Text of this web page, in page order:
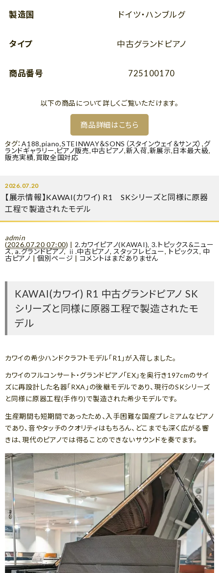
製造国
ドイツ・ハンブルグ
タイプ 中古グランドピアノ
商品番号 725100170
以下の商品について詳しくご覧いただけます。
商品詳細はこちら
タグ：A188,piano,STEINWAY＆SONS（スタインウェイ＆サンズ）,グ
ランドギャラリー,ピアノ販売,中古ピアノ,新入荷,新展示,日本最大級,
販売実績, 買取全国対応
2026.07.20
【展示情報】KAWAI(カワイ) R1 SKシリーズと同様に原器
工程で製造されたモデル
admin
(2026.07.20 07:00) | 2.カワイピアノ(KAWAI), 3.トピックス&ニュー
ス,a.グランドピアノ, ⅱ.中古ピアノ, スタッフレビュー, トピックス, 中
古ピアノ | 個別ページ | コメントはまだありません
KAWAI(カワイ) R1 中古グランドピアノ SK
シリーズと同様に原器工程で製造されたモ
デル
カワイの希少ハンドクラフトモデル「R1」が入荷しました。
カワイのフルコンサート・グランドピアノ「EX」を奥行き197cmのサイ
ズに再設計した名器「RXA」の後継モデルであり、現行のSKシリーズ
と同様に原器工程(手作り)で製造された希少モデルです。
生産期間も短期間であったため、入手困難な国産プレミアムなピアノ
であり、音やタッチのクオリティはもちろん、どこまでも深く広がる響
きは、現代のピアノでは得ることのできないサウンドを奏でます。